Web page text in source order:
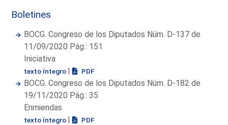
Boletines
BOCG. Congreso de los Diputados Núm. D-137 de
11/09/2020 Pág.: 151
Iniciativa
texto íntegro | PDF
BOCG. Congreso de los Diputados Núm. D-182 de
19/11/2020 Pág.: 35
Enmiendas
texto íntegro | PDF